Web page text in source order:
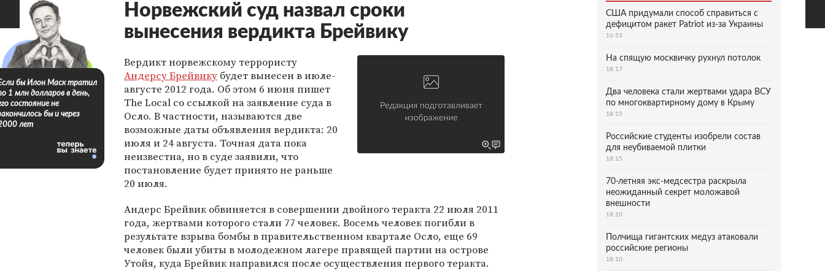
Норвежский суд назвал сроки
вынесения вердикта Брейвику
Вердикт норвежскому террористу
Андерсу Брейвику будет вынесен в июле-
августе 2012 года. Об этом 6 июня пишет
The Local со ссылкой на заявление суда в
Осло. В частности, называются две
возможные даты объявления вердикта: 20
июля и 24 августа. Точная дата пока
неизвестна, но в суде заявили, что
постановление будет принято не раньше
20 июля.
Андерс Брейвик обвиняется в совершении двойного теракта 22 июля 2011
года, жертвами которого стали 77 человек. Восемь человек погибли в
результате взрыва бомбы в правительственном квартале Осло, еще 69
человек были убиты в молодежном лагере правящей партии на острове
Утойя, куда Брейвик направился после осуществления первого теракта.
бы Илон Маск тратил
1 млн долларов в день,
состояние не
бы и через
лет
США придумали способ справиться с
дефицитом ракет Patriot из-за Украины
16:53
На спящую москвичку рухнул потолок
18:17
Два человека стали жертвами удара ВСУ
по многоквартирному дому в Крыму
18:15
Российские студенты изобрели состав
для неубиваемой плитки
18:15
70-летняя экс-медсестра раскрыла
неожиданный секрет моложавой
внешности
18:10
Полчища гигантских медуз атаковали
российские регионы
18:10